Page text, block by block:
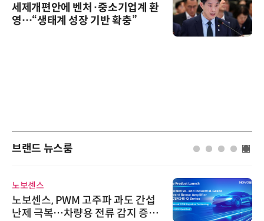
세제개편안에 벤처·중소기업계 환
영…“생태계 성장 기반 확충”
브랜드 뉴스룸
노보센스
노보센스, PWM 고주파 과도 간섭
난제 극복…차량용 전류 감지 증폭